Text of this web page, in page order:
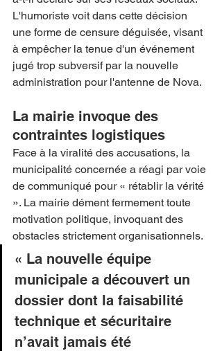
L'humoriste voit dans cette décision
une forme de censure déguisée, visant
à empêcher la tenue d'un événement
jugé trop subversif par la nouvelle
administration pour l'antenne de Nova.
La mairie invoque des
contraintes logistiques
Face à la viralité des accusations, la
municipalité concernée a réagi par voie
de communiqué pour « rétablir la vérité
». La mairie dément fermement toute
motivation politique, invoquant des
obstacles strictement organisationnels.
« La nouvelle équipe
municipale a découvert un
dossier dont la faisabilité
technique et sécuritaire
n’avait jamais été